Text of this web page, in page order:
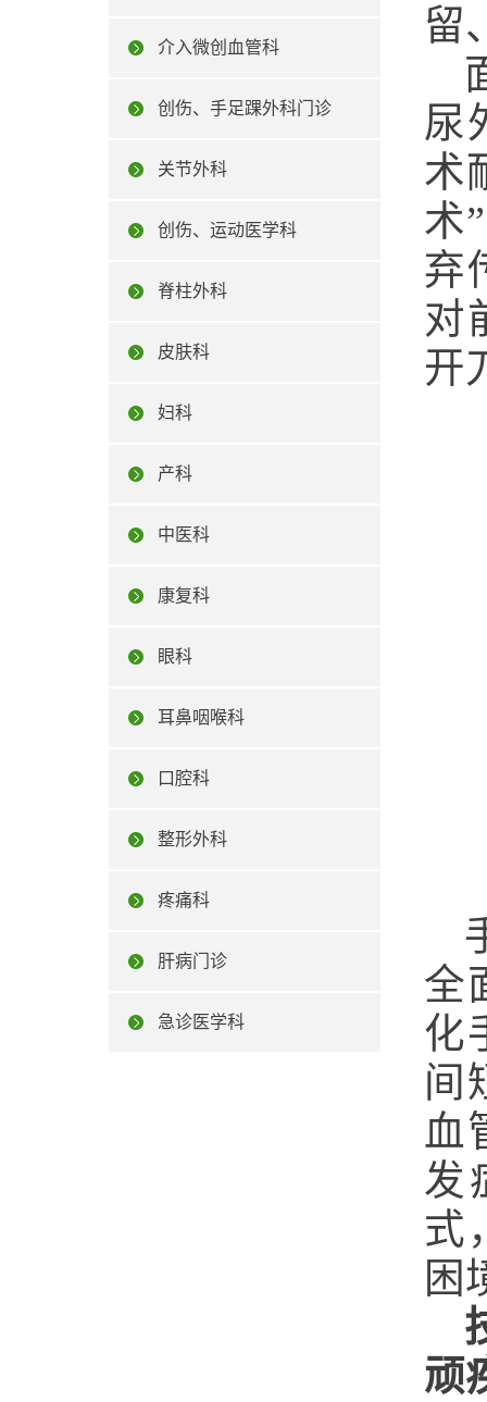
介入微创血管科
创伤、手足踝外科门诊
关节外科
创伤、运动医学科
脊柱外科
皮肤科
妇科
产科
中医科
康复科
眼科
耳鼻咽喉科
口腔科
整形外科
疼痛科
肝病门诊
急诊医学科
留
尿
术
术
弃
对
开
全
化
间
血
发
式
困
顽